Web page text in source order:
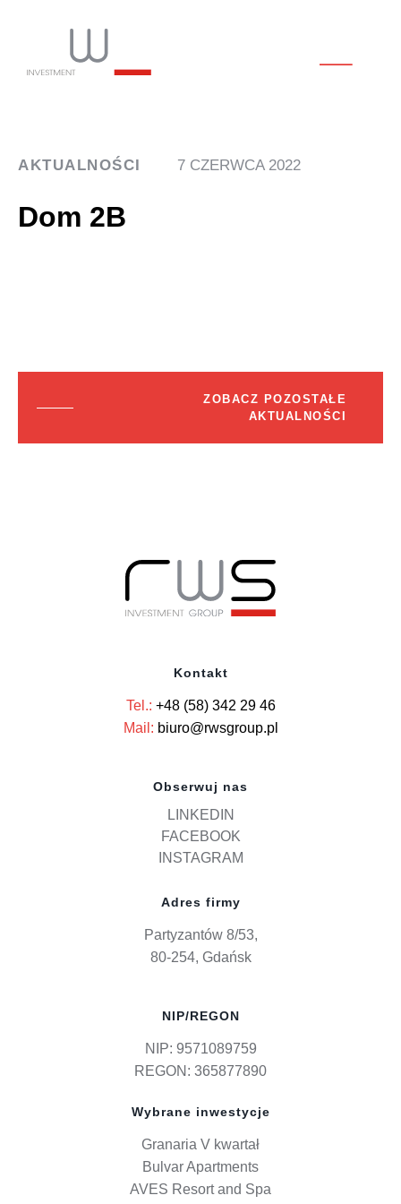
AKTUALNOŚCI 7 CZERWCA 2022
Dom 2B
ZOBACZ POZOSTAŁE
AKTUALNOŚCI
Kontakt
Tel.: +48 (58) 342 29 46
Mail: biuro@rwsgroup.pl
Obserwuj nas
LINKEDIN
FACEBOOK
INSTAGRAM
Adres firmy
Partyzantów 8/53,
80-254, Gdańsk
NIP/REGON
NIP: 9571089759
REGON: 365877890
Wybrane inwestycje
Granaria V kwartał
Bulvar Apartments
AVES Resort and Spa